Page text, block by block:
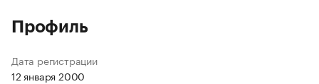
Профиль
Дата регистрации
12 января 2000